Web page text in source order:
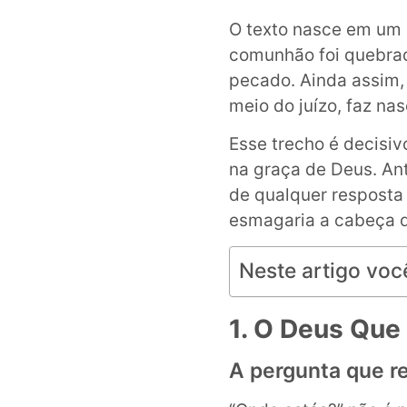
O texto nasce em
comunhão foi
pecado. Ainda
meio do juízo, faz
Esse trecho é
na graça de Deus.
de qualquer
esmagaria a cabeça
Neste artigo
1. O Deus
A pergunta que